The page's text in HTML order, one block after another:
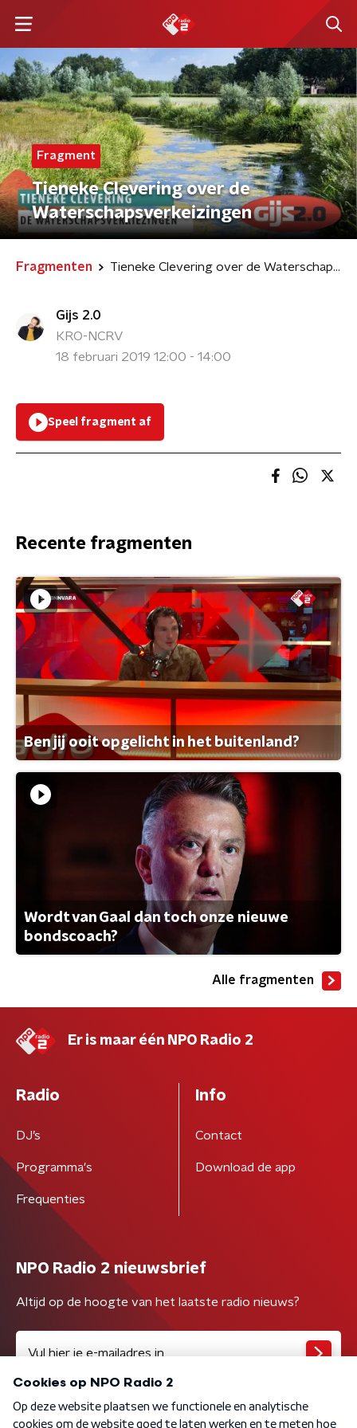
Fragment
Tieneke Clevering over de
Waterschapsverkeizingen
Fragmenten Tieneke Clevering over de Waterschapsverkeizingen
Gijs 2.0
KRO-NCRV
18 februari 2019 12:00 - 14:00
Speel fragment af
Recente fragmenten
Ben jij ooit opgelicht in het buitenland?
Wordt van Gaal dan toch onze nieuwe
bondscoach?
Alle fragmenten
Er is maar één NPO Radio 2
Radio
DJ’s
Programma's
Frequenties
Info
Contact
Download de app
NPO Radio 2 nieuwsbrief
Altijd op de hoogte van het laatste radio nieuws?